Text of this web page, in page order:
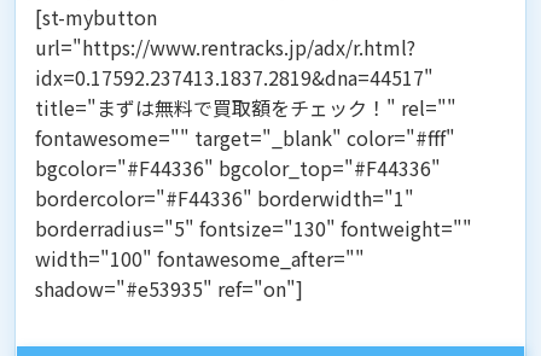
[st-mybutton
url="https://www.rentracks.jp/adx/r.html?
idx=0.17592.237413.1837.2819&dna=44517"
title="まずは無料で買取額をチェック！" rel=""
fontawesome="" target="_blank" color="#fff"
bgcolor="#F44336" bgcolor_top="#F44336"
bordercolor="#F44336" borderwidth="1"
borderradius="5" fontsize="130" fontweight=""
width="100" fontawesome_after=""
shadow="#e53935" ref="on"]